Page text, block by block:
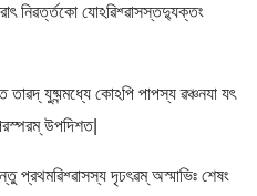
নিৱর্ত্তকো যোঽৱিশ্ৱাসস্তদ্যুক্তং
যুষ্মন্মধ্যে কোঽপি পাপস্য ৱঞ্চনযা যৎ
উপদিশত|
প্রথমৱিশ্ৱাসস্য দৃঢৎৱম্ অস্মাভিঃ শেষং